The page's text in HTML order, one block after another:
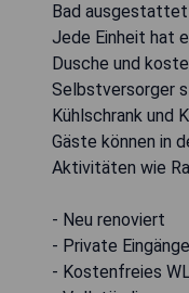
Bad
Jede Einheit hat
Dusche und
Selbstversorger
Kühlschrank und
Gäste können in
Aktivitäten wie
- Neu renoviert
- Private Eingänge
- Kostenfreies